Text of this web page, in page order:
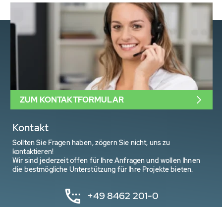
Kontakt
Sollten Sie Fragen haben, zögern Sie nicht, uns zu
kontaktieren!
Wir sind jederzeit offen für Ihre Anfragen und wollen Ihnen
die bestmögliche Unterstützung für Ihre Projekte bieten.
+49 8462 201-0
ZUM KONTAKTFORMULAR